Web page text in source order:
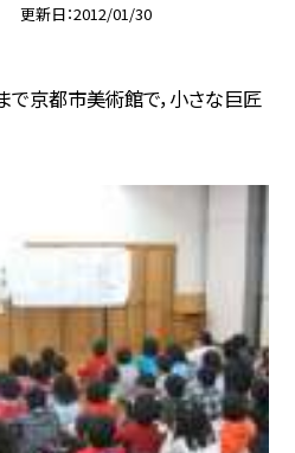
更新日 2012/01/30
まで京都市美術館で，小さな巨匠